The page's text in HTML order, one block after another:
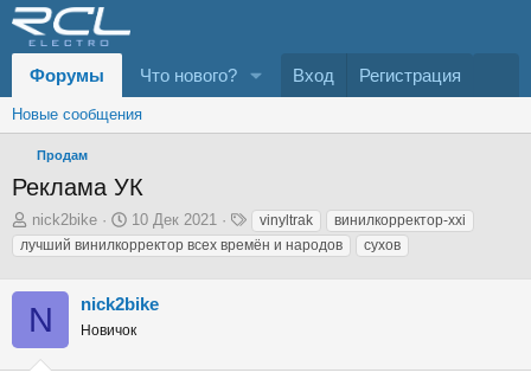
Форумы Что нового? Вход Регистрация
Новые сообщения
Продам
Реклама УК
А
в
т
р
е
м
nick2bike
Д
а
т
н
а
а
10 Дек 2021
е
г
vinyltrak
винилкорректор-xxi
лучший винилкорректор всех времён и народов
сухов
N nick2bike
Новичок